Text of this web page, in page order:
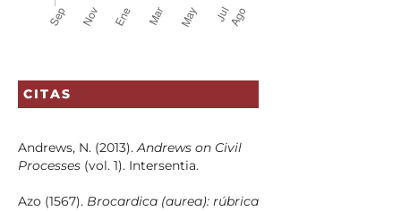
CITAS
Andrews, N. (2013).Andrews on Civil
Processes(vol. 1). Intersentia.
Azo (1567). Brocardica (aurea): rúbrica